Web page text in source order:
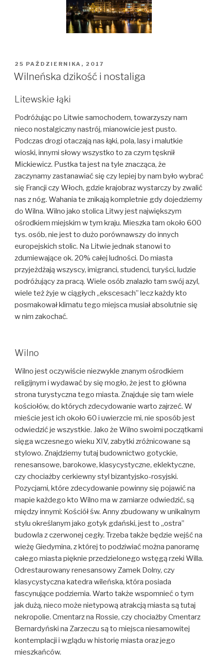
OPUBLIKOWANE
W
25 PAŹDZIERNIKA, 2017
Wilneńska dzikość i nostaliga
Litewskie łąki
Podróżując po Litwie samochodem, towarzyszy nam
nieco nostalgiczny nastrój, mianowicie jest pusto.
Podczas drogi otaczają nas łąki, pola, lasy i malutkie
wioski, innymi słowy wszystko to za czym tęsknił
Mickiewicz. Pustka ta jest na tyle znacząca, że
zaczynamy zastanawiać się czy lepiej by nam było wybrać
się Francji czy Włoch, gdzie krajobraz wystarczy by zwalić
nas z nóg. Wahania te znikają kompletnie gdy dojedziemy
do Wilna. Wilno jako stolica Litwy jest największym
ośrodkiem miejskim w tym kraju. Mieszka tam około 600
tys. osób, nie jest to dużo porównawszy do innych
europejskich stolic. Na Litwie jednak stanowi to
zdumiewające ok. 20% całej ludności. Do miasta
przyjeżdżają wszyscy, imigranci, studenci, turyści, ludzie
podróżujący za pracą. Wiele osób znalazło tam swój azyl,
wiele też żyje w ciągłych „ekscesach” lecz każdy kto
posmakował klimatu tego miejsca musiał absolutnie się
w nim zakochać.
Wilno
Wilno jest oczywiście niezwykle znanym ośrodkiem
religijnym i wydawać by się mogło, że jest to główna
strona turystyczna tego miasta. Znajduje się tam wiele
kościołów, do których zdecydowanie warto zajrzeć. W
mieście jest ich około 60 i uwierzcie mi, nie sposób jest
odwiedzić je wszystkie. Jako że Wilno swoimi początkami
sięga wczesnego wieku XIV, zabytki zróżnicowane są
stylowo. Znajdziemy tutaj budownictwo gotyckie,
renesansowe, barokowe, klasycystyczne, eklektyczne,
czy chociażby cerkiewny styl bizantyjsko-rosyjski.
Pozycjami, które zdecydowanie powinny się pojawić na
mapie każdego kto Wilno ma w zamiarze odwiedzić, są
między innymi: Kościół św. Anny zbudowany w unikalnym
stylu określanym jako gotyk gdański, jest to „ostra”
budowla z czerwonej cegły. Trzeba także będzie wejść na
wieżę Giedymina, z której to podziwiać można panoramę
całego miasta pięknie przedzielonego wstęgą rzeki Willa.
Odrestaurowany renesansowy Zamek Dolny, czy
klasycystyczna katedra wileńska, która posiada
fascynujące podziemia. Warto także wspomnieć o tym
jak dużą, nieco może nietypową atrakcją miasta są tutaj
nekropolie. Cmentarz na Rossie, czy chociażby Cmentarz
Bernardyński na Zarzeczu są to miejsca niesamowitej
kontemplacji i wglądu w historię miasta oraz jego
mieszkańców.